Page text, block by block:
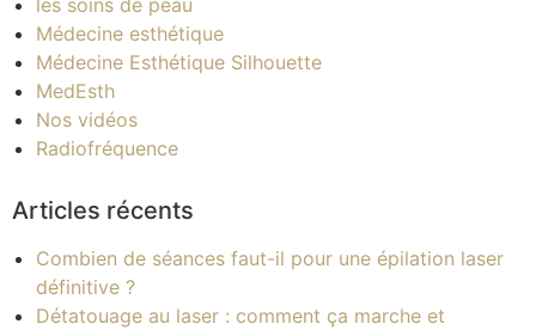
Médecine esthétique
Médecine Esthétique Silhouette
MedEsth
Nos vidéos
Radiofréquence
Articles récents
Combien de séances faut-il pour une épilation laser
définitive ?
Détatouage au laser : comment ça marche et